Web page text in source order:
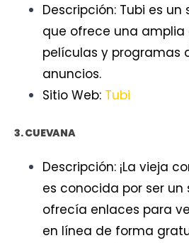
Descripción: Tubi es
que ofrece una
películas y programas
anuncios.
Sitio Web: Tubi
3. CUEVANA
Descripción: ¡La vieja
es conocida por ser un
ofrecía enlaces para
en línea de forma